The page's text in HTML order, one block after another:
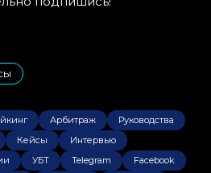
Арбитраж
Руководства
Кейсы
Интервью
УБТ Telegram
Facebook